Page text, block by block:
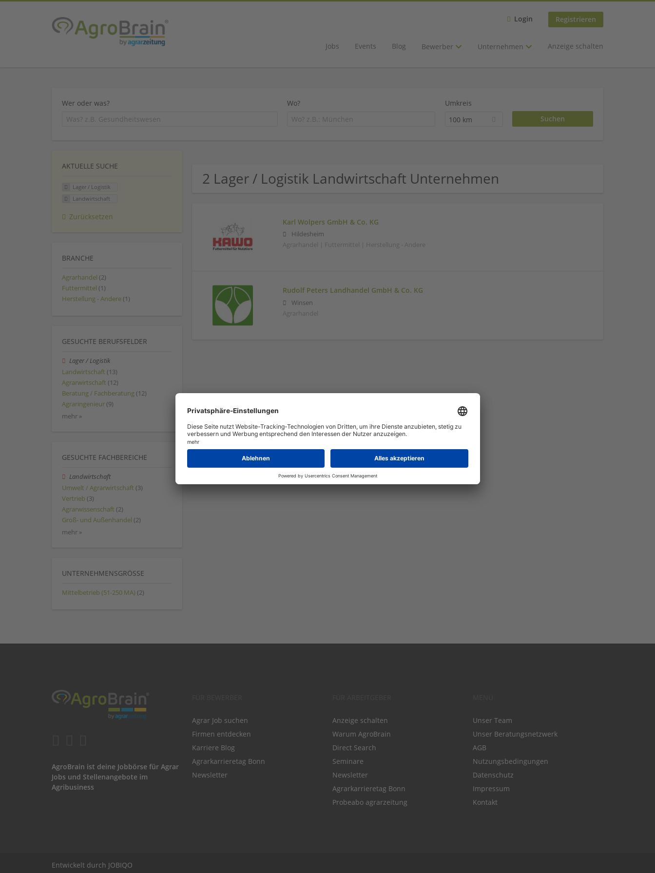
Login Registrieren
Jobs Events Blog Bewerber Unternehmen Anzeige schalten
Wer oder was? Wo?
Umkreis
100 km
2 Lager / Logistik Landwirtschaft Unternehmen
Karl Wolpers GmbH & Co. KG
Hildesheim
Agrarhandel | Futtermittel | Herstellung - Andere
Rudolf Peters Landhandel GmbH & Co. KG
Winsen
Agrarhandel
AKTUELLE SUCHE
Lager / Logistik
Landwirtschaft
Zurücksetzen
BRANCHE
Agrarhandel (2)
Futtermittel (1)
Herstellung - Andere (1)
GESUCHTE BERUFSFELDER
Lager / Logistik
Landwirtschaft (13)
Agrarwirtschaft (12)
Beratung / Fachberatung (12)
Agraringenieur (9)
mehr »
GESUCHTE FACHBEREICHE
Landwirtschaft
Umwelt / Agrarwirtschaft (3)
Vertrieb (3)
Agrarwissenschaft (2)
Groß- und Außenhandel (2)
mehr »
UNTERNEHMENSGRÖSSE
Mittelbetrieb (51-250 MA) (2)
AgroBrain ist deine Jobbörse für Agrar
Jobs und Stellenangebote im
Agribusiness
Agrar Job suchen
Firmen entdecken
Karriere Blog
Agrarkarrieretag Bonn
Newsletter
Anzeige schalten
Warum AgroBrain
Direct Search
Seminare
Newsletter
Agrarkarrieretag Bonn
Probeabo agrarzeitung
Unser Team
Unser Beratungsnetzwerk
AGB
Nutzungsbedingungen
Datenschutz
Impressum
Kontakt
Entwickelt durch JOBIQO